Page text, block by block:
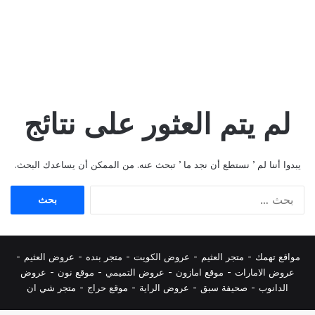
لم يتم العثور على نتائج
يبدوا أننا لم ’ نستطع أن نجد ما ’ تبحث عنه. من الممكن أن يساعدك البحث.
مواقع تهمك - متجر العثيم - عروض الكويت - متجر بنده - عروض العثيم -
عروض الامارات - موقع امازون - عروض التميمي - موقع نون - عروض
الدانوب - صحيفة سبق - عروض الراية - موقع حراج - متجر شي ان